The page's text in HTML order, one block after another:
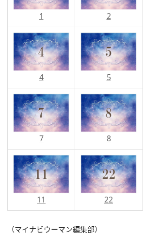
1 2
4 5
7 8
11 22
（マイナビウーマン編集部）